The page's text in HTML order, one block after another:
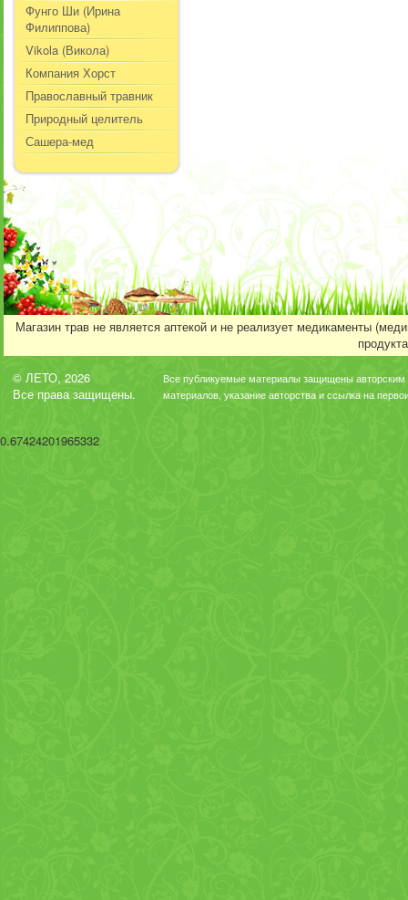
Фунго Ши (Ирина
Филиппова)
Vikola (Викола)
Компания Хорст
Православный травник
Природный целитель
Сашера-мед
Магазин трав не является аптекой и не реализует медикаменты
© ЛЕТО, 2026
Все права защищены.
Все публикуемые материалы защищены авторским
материалов, указание авторства и ссылка на
0.67424201965332